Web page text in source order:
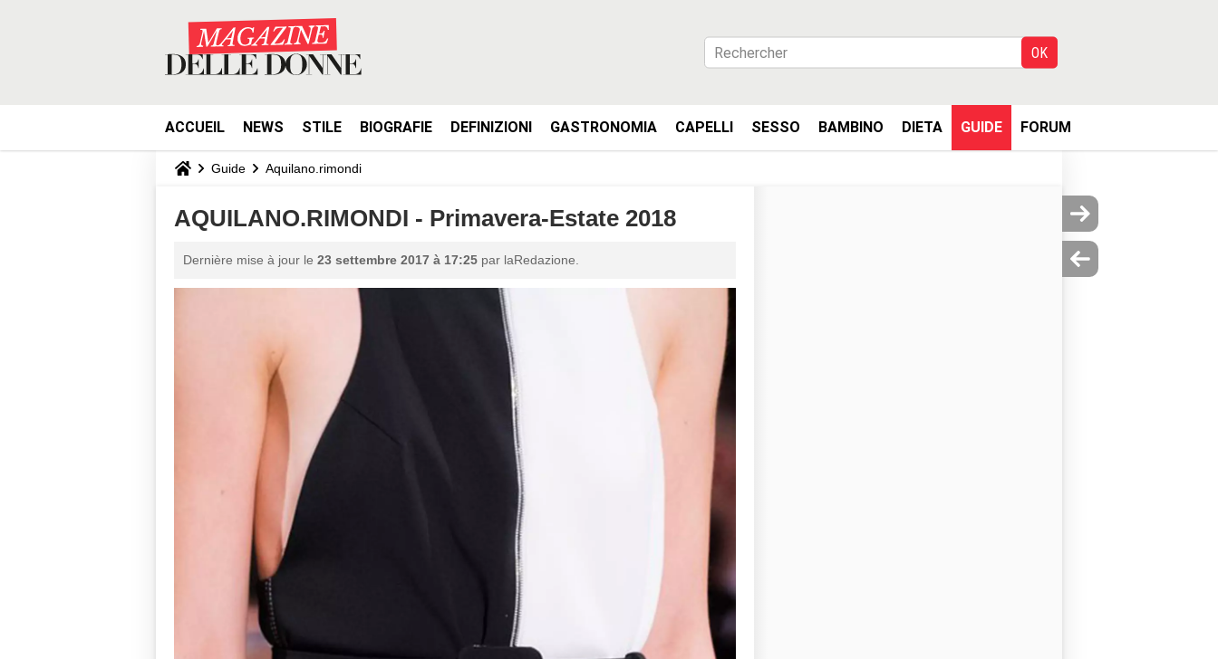
ACCUEIL NEWS STILE BIOGRAFIE DEFINIZIONI GASTRONOMIA CAPELLI SESSO BAMBINO DIETA GUIDE FORUM
Guide Aquilano.rimondi
AQUILANO.RIMONDI - Primavera-Estate 2018
Dernière mise à jour le 23 settembre 2017 à 17:25 par laRedazione.